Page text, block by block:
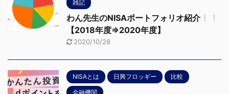
雑記
わん先生のNISAポートフォリオ紹介
【2018年度⇒2020年度】
2020/10/28
NISAとは 日興フロッギー 比較
金融機関